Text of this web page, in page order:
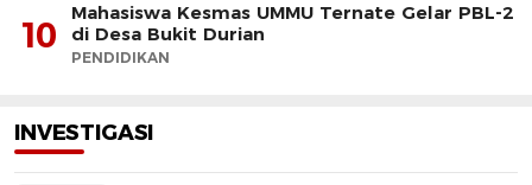
10
Mahasiswa Kesmas UMMU Ternate Gelar PBL-2
di Desa Bukit Durian
PENDIDIKAN
INVESTIGASI